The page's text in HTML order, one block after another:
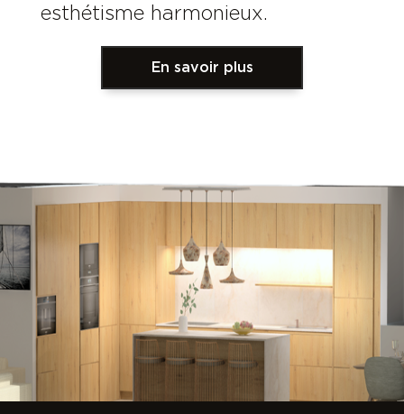
esthétisme harmonieux.
En savoir plus